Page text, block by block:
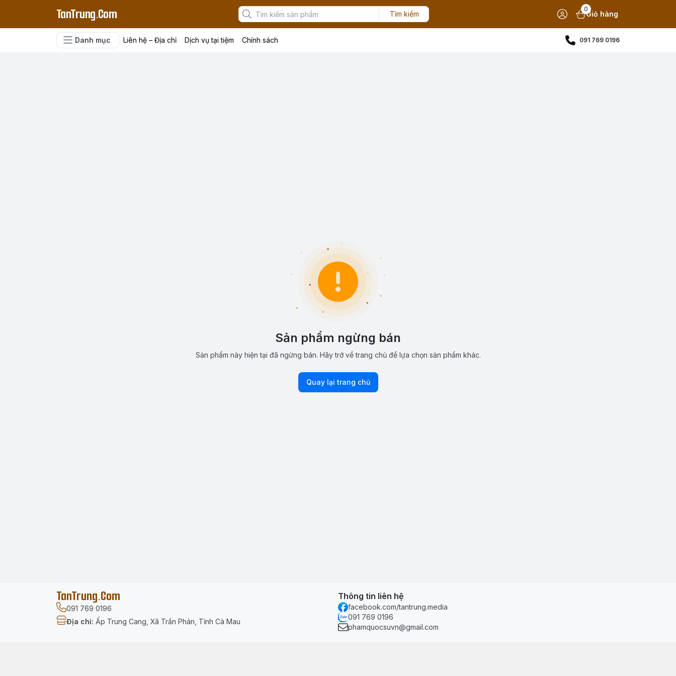
TanTrung.Com Tìm kiếm
0
Giỏ hàng
Danh mục Liên hệ – Địa chỉ Dịch vụ tại tiệm Chính sách 091 769 0196
Sản phẩm ngừng bán
Sản phẩm này hiện tại đã ngừng bán. Hãy trở về trang chủ để lựa chọn sản phẩm khác.
Quay lại trang chủ
TanTrung.Com
091 769 0196
Địa chỉ: Ấp Trung Cang, Xã Trần Phán, Tỉnh Cà Mau
Thông tin liên hệ
facebook.com/tantrung.media
091 769 0196
phamquocsuvn@gmail.com